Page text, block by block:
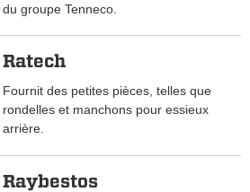
du groupe Tenneco.
Ratech
Fournit des petites pièces, telles que
rondelles et manchons pour essieux
arrière.
Raybestos